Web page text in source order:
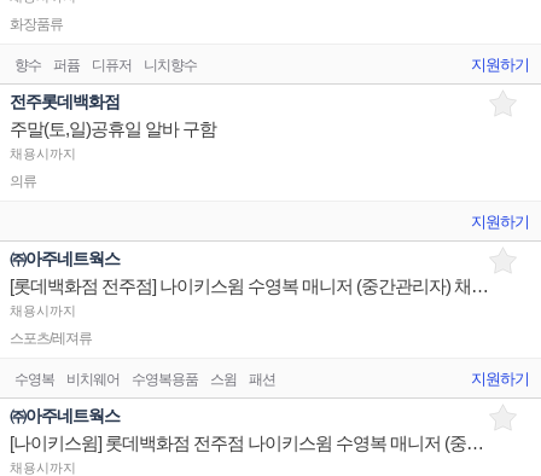
화장품류
향수 퍼퓸 디퓨저 니치향수 지원하기
전주롯데백화점
주말(토,일)공휴일 알바 구함
채용시까지
의류
지원하기
㈜아주네트웍스
[롯데백화점 전주점] 나이키스윔 수영복 매니저 (중간관리자) 채용합니다.
채용시까지
스포츠/레져류
수영복 비치웨어 수영복용품 스윔 패션 지원하기
㈜아주네트웍스
[나이키스윔] 롯데백화점 전주점 나이키스윔 수영복 매니저 (중간관리자) 모십니다.
채용시까지